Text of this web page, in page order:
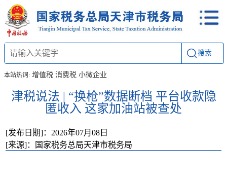
搜索
本站热词: 增值税 消费税 小微企业
津税说法 | “换枪”数据断档 平台收款隐
匿收入 这家加油站被查处
[发布日期]：2026年07月08日
[来源]：国家税务总局天津市税务局